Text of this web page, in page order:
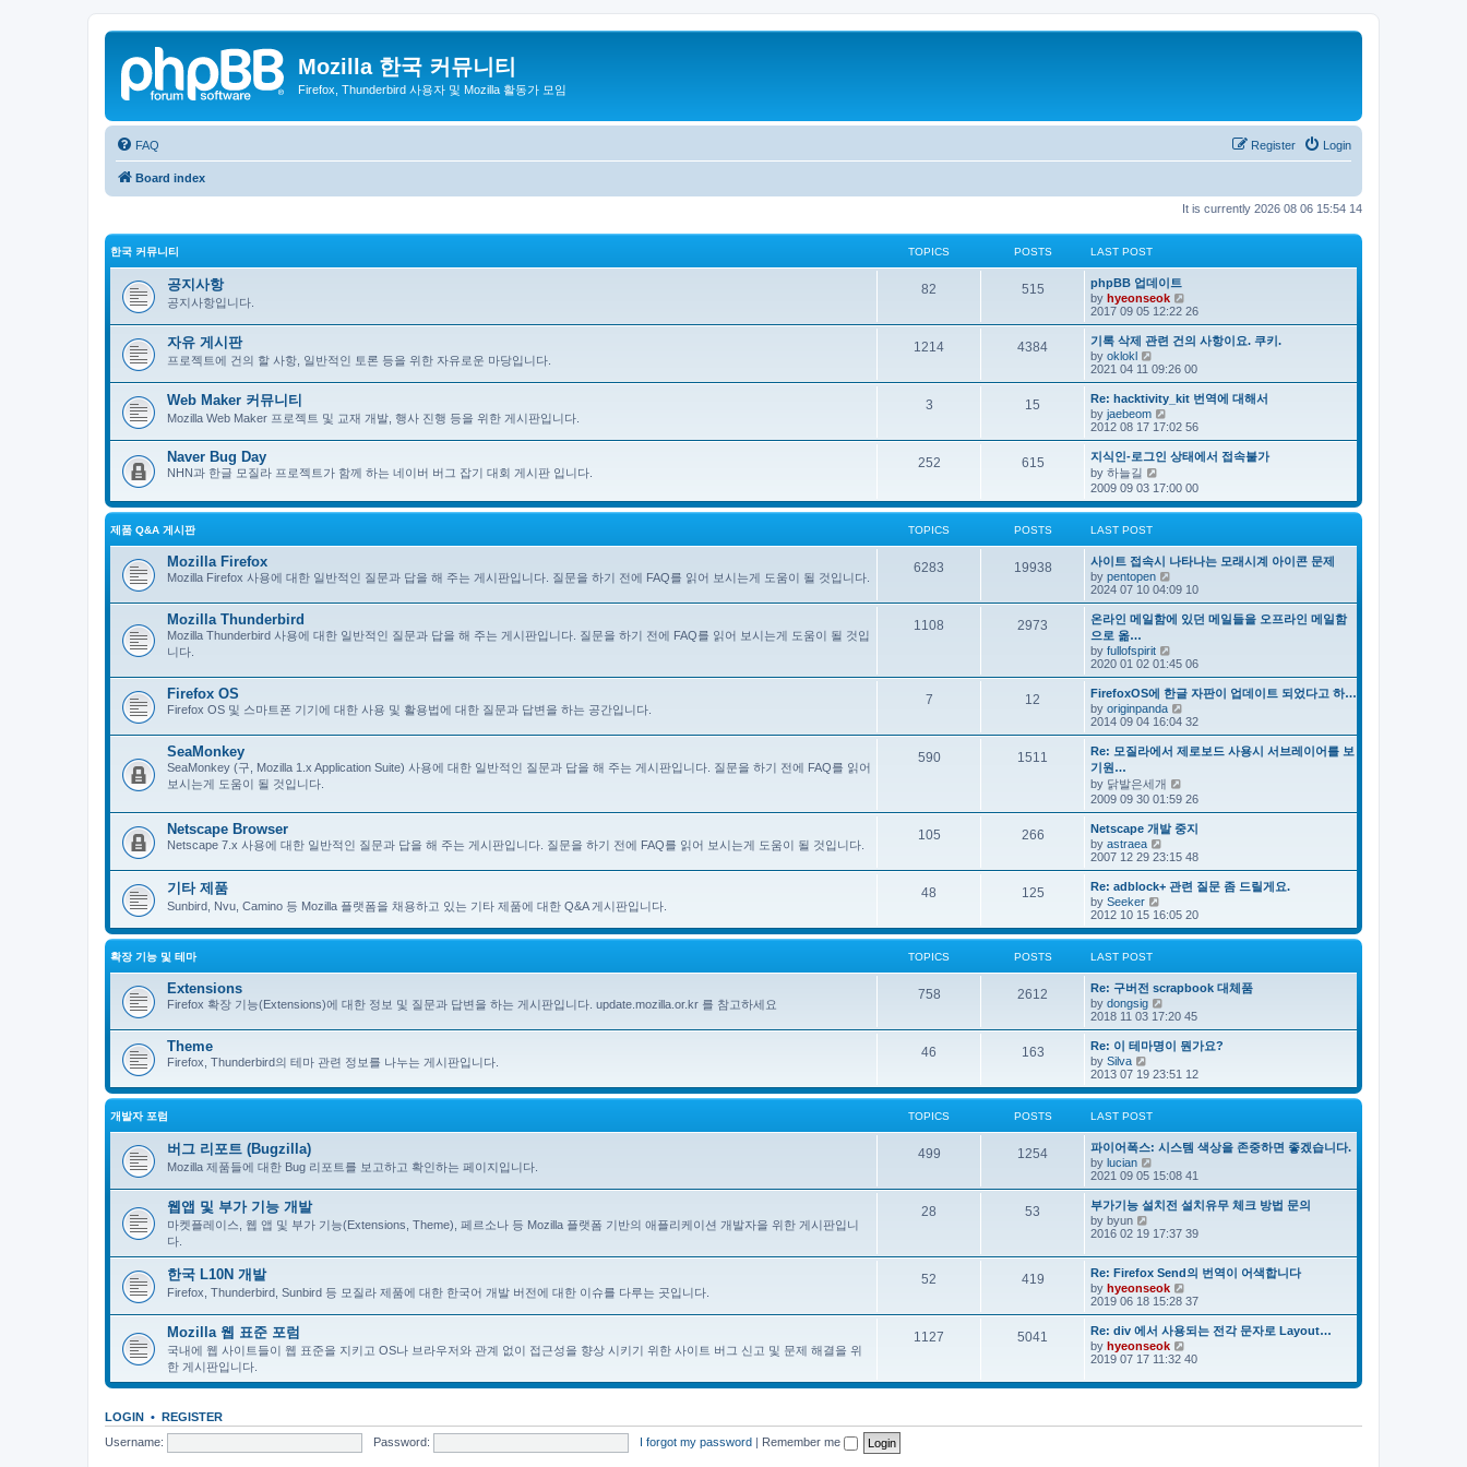
Mozilla 한국 커뮤니티
Firefox, Thunderbird 사용자 및 Mozilla 활동가 모임
FAQ Login
Register
Board index
It is currently 2026 08 06 15:54 14
한국 커뮤니티 TOPICS POSTS LAST POST
공지사항
공지사항입니다.
82 515
phpBB 업데이트
by hyeonseok
i
e
w
t
h
e
l
a
e
s
t
p
s
t
2017 09 05 12:22 26
자유 게시판
프로젝트에 건의 할 사항, 일반적인 토론 등을 위한 자유로운 마당입니다.
1214 4384
기록 삭제 관련 건의 사항이요. 쿠키.
by oklokl
i
e
w
t
h
e
l
a
t
e
s
t
s
t
2021 04 11 09:26 00
Web Maker 커뮤니티
Mozilla Web Maker 프로젝트 및 교재 개발, 행사 진행 등을 위한 게시판입니다.
3 15
Re: hacktivity_kit 번역에 대해서
by jaebeom
i
e
w
e
l
a
e
s
t
p
o
s
t
2012 08 17 17:02 56
Naver Bug Day
NHN과 한글 모질라 프로젝트가 함께 하는 네이버 버그 잡기 대회 게시판 입니다.
252 615
지식인-로그인 상태에서 접속불가
by 하늘길
i
w
e
l
a
t
e
s
t
o
s
t
2009 09 03 17:00 00
제품 Q&A 게시판 TOPICS POSTS LAST POST
Mozilla Firefox
Mozilla Firefox 사용에 대한 일반적인 질문과 답을 해 주는 게시판입니다. 질문을 하기 전에 FAQ를 읽어 보시는게 도움이 될 것입니다.
6283 19938
사이트 접속시 나타나는 모래시계 아이콘 문제
by pentopen
i
e
w
t
l
a
t
e
s
t
p
o
t
2024 07 10 04:09 10
Mozilla Thunderbird
Mozilla Thunderbird 사용에 대한 일반적인 질문과 답을 해 주는 게시판입니다. 질문을 하기 전에 FAQ를 읽어 보시는게 도움이 될 것입
니다.
1108 2973
온라인 메일함에 있던 메일들을 오프라인 메일함
으로 옮…
by fullofspirit
i
e
w
t
h
e
l
a
e
s
t
o
t
2020 01 02 01:45 06
Firefox OS
Firefox OS 및 스마트폰 기기에 대한 사용 및 활용법에 대한 질문과 답변을 하는 공간입니다.
7 12
FirefoxOS에 한글 자판이 업데이트 되었다고 하…
by originpanda
i
e
w
t
l
a
t
e
s
o
t
2014 09 04 16:04 32
SeaMonkey
SeaMonkey (구, Mozilla 1.x Application Suite) 사용에 대한 일반적인 질문과 답을 해 주는 게시판입니다. 질문을 하기 전에 FAQ를 읽어
보시는게 도움이 될 것입니다.
590 1511
Re: 모질라에서 제로보드 사용시 서브레이어를 보
기원…
by 닭발은세개
w
t
e
l
a
e
s
t
t
2009 09 30 01:59 26
Netscape Browser
Netscape 7.x 사용에 대한 일반적인 질문과 답을 해 주는 게시판입니다. 질문을 하기 전에 FAQ를 읽어 보시는게 도움이 될 것입니다.
105 266
Netscape 개발 중지
by astraea
i
e
w
t
h
e
l
e
s
p
s
t
2007 12 29 23:15 48
기타 제품
Sunbird, Nvu, Camino 등 Mozilla 플랫폼을 채용하고 있는 기타 제품에 대한 Q&A 게시판입니다.
48 125
Re: adblock+ 관련 질문 좀 드릴게요.
by Seeker
i
e
w
l
a
t
e
s
p
s
2012 10 15 16:05 20
확장 기능 및 테마 TOPICS POSTS LAST POST
Extensions
Firefox 확장 기능(Extensions)에 대한 정보 및 질문과 답변을 하는 게시판입니다. update.mozilla.or.kr 를 참고하세요
758 2612
Re: 구버전 scrapbook 대체품
by dongsig
i
e
w
h
e
l
e
s
p
s
t
2018 11 03 17:20 45
Theme
Firefox, Thunderbird의 테마 관련 정보를 나누는 게시판입니다.
46 163
Re: 이 테마명이 뭔가요?
by Silva
i
e
w
t
l
a
t
e
s
p
s
t
2013 07 19 23:51 12
개발자 포럼 TOPICS POSTS LAST POST
버그 리포트 (Bugzilla)
Mozilla 제품들에 대한 Bug 리포트를 보고하고 확인하는 페이지입니다.
499 1254
파이어폭스: 시스템 색상을 존중하면 좋겠습니다.
by lucian
i
e
w
t
h
e
a
t
e
s
t
p
o
s
2021 09 05 15:08 41
웹앱 및 부가 기능 개발
마켓플레이스, 웹 앱 및 부가 기능(Extensions, Theme), 페르소나 등 Mozilla 플랫폼 기반의 애플리케이션 개발자을 위한 게시판입니
다.
28 53
부가기능 설치전 설치유무 체크 방법 문의
by byun
i
w
t
h
e
a
t
e
s
p
t
2016 02 19 17:37 39
한국 L10N 개발
Firefox, Thunderbird, Sunbird 등 모질라 제품에 대한 한국어 개발 버전에 대한 이슈를 다루는 곳입니다.
52 419
Re: Firefox Send의 번역이 어색합니다
by hyeonseok
i
e
w
t
h
e
a
s
2019 06 18 15:28 37
Mozilla 웹 표준 포럼
국내에 웹 사이트들이 웹 표준을 지키고 OS나 브라우저와 관계 없이 접근성을 향상 시키기 위한 사이트 버그 신고 및 문제 해결을 위
한 게시판입니다.
1127 5041
Re: div 에서 사용되는 전각 문자로 Layout…
by hyeonseok
i
w
e
2019 07 17 11:32 40
LOGIN • REGISTER
Username:
Password: I forgot my password | Remember me